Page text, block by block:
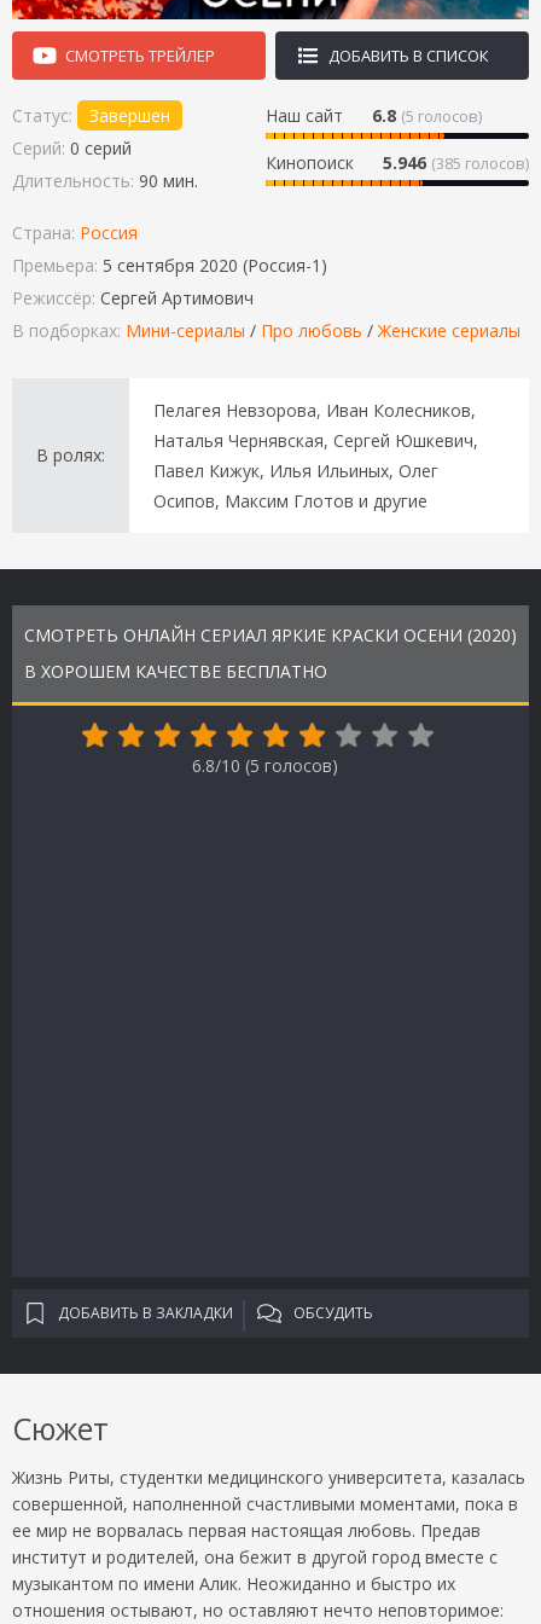
СМОТРЕТЬ ТРЕЙЛЕР ДОБАВИТЬ В СПИСОК
Наш сайт 6.8 (5 голосов)
Кинопоиск 5.946 (385 голосов)
Статус:
Завершен
Серий: 0 серий
Длительность: 90 мин.
Страна: Россия
Премьера: 5 сентября 2020 (Россия-1)
Режиссёр: Сергей Артимович
В подборках: Мини-сериалы / Про любовь / Женские сериалы
В ролях:
Пелагея Невзорова, Иван Колесников,
Наталья Чернявская, Сергей Юшкевич,
Павел Кижук, Илья Ильиных, Олег
Осипов, Максим Глотов и другие
СМОТРЕТЬ ОНЛАЙН СЕРИАЛ ЯРКИЕ КРАСКИ ОСЕНИ (2020)
В ХОРОШЕМ КАЧЕСТВЕ БЕСПЛАТНО
6.8/10 (5 голосов)
ДОБАВИТЬ В ЗАКЛАДКИ ОБСУДИТЬ
Сюжет
Жизнь Риты, студентки медицинского университета, казалась
совершенной, наполненной счастливыми моментами, пока в
ее мир не ворвалась первая настоящая любовь. Предав
институт и родителей, она бежит в другой город вместе с
музыкантом по имени Алик. Неожиданно и быстро их
отношения остывают, но оставляют нечто неповторимое: